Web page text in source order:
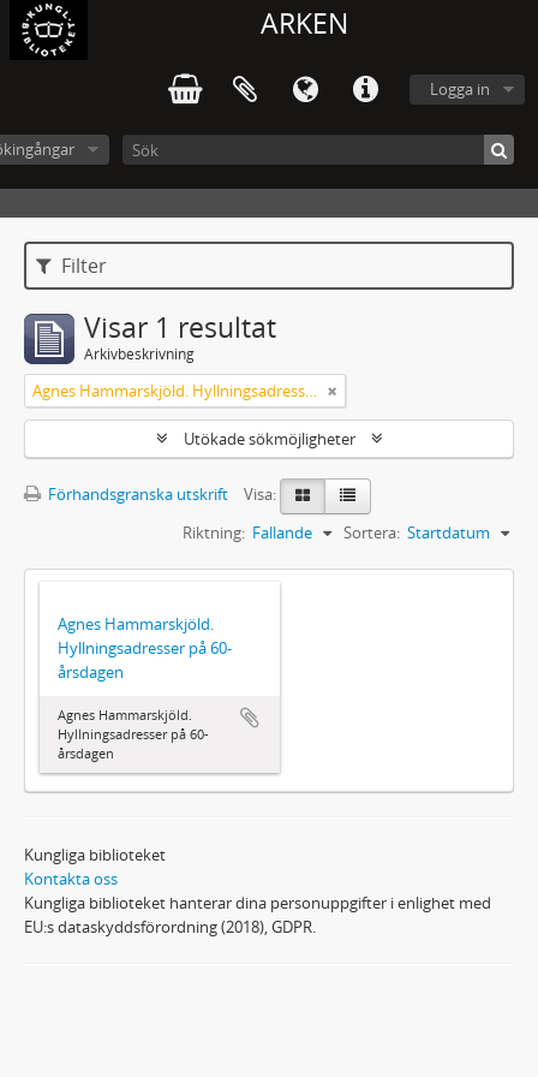
ARKEN
Logga in
Filter
Visar 1 resultat
Arkivbeskrivning
Agnes Hammarskjöld. Hyllningsadresser på 60-årsdagen
Utökade sökmöjligheter
Förhandsgranska utskrift
Visa:
Sortera: Startdatum
Riktning: Fallande
Agnes Hammarskjöld.
Hyllningsadresser på 60-
årsdagen
Agnes Hammarskjöld.
Hyllningsadresser på 60-
årsdagen
Kungliga biblioteket
Kontakta oss
Kungliga biblioteket hanterar dina personuppgifter i enlighet med
EU:s dataskyddsförordning (2018), GDPR.